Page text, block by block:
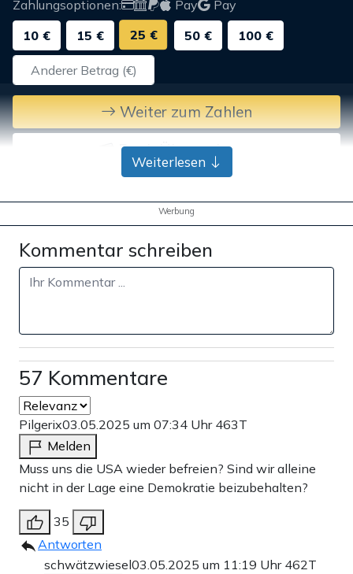
Zahlungsoptionen: Pay
Pay
10 €
15 € 25 € 50 € 100 €
Weiter zum Zahlen
Bank-Überweisung
Weiterlesen
Werbung
Kommentar schreiben
57 Kommentare
Pilgerix03.05.2025 um 07:34 Uhr 463T
Melden
Muss uns die USA wieder befreien? Sind wir alleine
nicht in der Lage eine Demokratie beizubehalten?
35
Antworten
schwätzwiesel03.05.2025 um 11:19 Uhr 462T